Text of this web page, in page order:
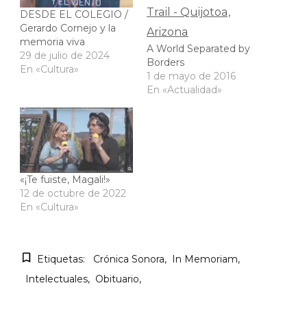
DESDE EL COLEGIO /
Gerardo Cornejo y la
memoria viva
29 de julio de 2024
En «Cultura»
A World Separated by
Borders
1 de mayo de 2016
En «Actualidad»
«¡Te fuiste, Magali!»
12 de octubre de 2022
En «Cultura»
Etiquetas: Crónica Sonora
In Memoriam
Intelectuales
Obituario